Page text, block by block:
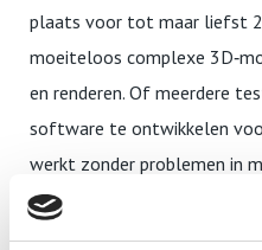
plaats voor tot maar liefst
moeiteloos complexe
en renderen. Of meerdere
software te ontwikkelen
werkt zonder problemen in
power. Voor alles wat je wilt